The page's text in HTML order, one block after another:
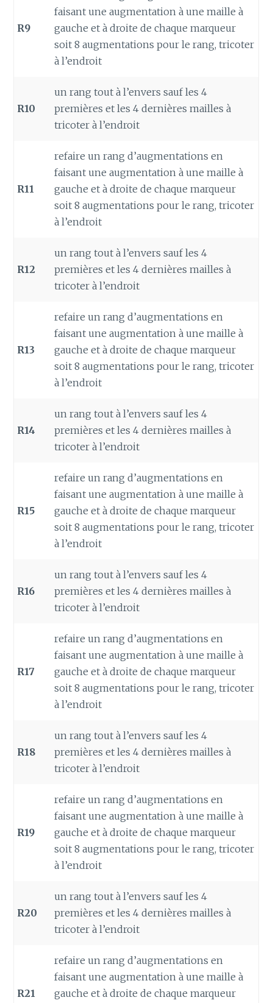
R9
faisant une augmentation à une maille à
gauche et à droite de chaque marqueur
soit 8 augmentations pour le rang, tricoter
à l’endroit
R10
un rang tout à l’envers sauf les 4
premières et les 4 dernières mailles à
tricoter à l’endroit
R11
refaire un rang d’augmentations en
faisant une augmentation à une maille à
gauche et à droite de chaque marqueur
soit 8 augmentations pour le rang, tricoter
à l’endroit
R12
un rang tout à l’envers sauf les 4
premières et les 4 dernières mailles à
tricoter à l’endroit
R13
refaire un rang d’augmentations en
faisant une augmentation à une maille à
gauche et à droite de chaque marqueur
soit 8 augmentations pour le rang, tricoter
à l’endroit
R14
un rang tout à l’envers sauf les 4
premières et les 4 dernières mailles à
tricoter à l’endroit
R15
refaire un rang d’augmentations en
faisant une augmentation à une maille à
gauche et à droite de chaque marqueur
soit 8 augmentations pour le rang, tricoter
à l’endroit
R16
un rang tout à l’envers sauf les 4
premières et les 4 dernières mailles à
tricoter à l’endroit
R17
refaire un rang d’augmentations en
faisant une augmentation à une maille à
gauche et à droite de chaque marqueur
soit 8 augmentations pour le rang, tricoter
à l’endroit
R18
un rang tout à l’envers sauf les 4
premières et les 4 dernières mailles à
tricoter à l’endroit
R19
refaire un rang d’augmentations en
faisant une augmentation à une maille à
gauche et à droite de chaque marqueur
soit 8 augmentations pour le rang, tricoter
à l’endroit
R20
un rang tout à l’envers sauf les 4
premières et les 4 dernières mailles à
tricoter à l’endroit
R21
refaire un rang d’augmentations en
faisant une augmentation à une maille à
gauche et à droite de chaque marqueur